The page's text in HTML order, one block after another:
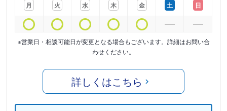
月
火
水
木
金
土
日
※営業日・相談可能日が変更となる場合もございます。詳細はお問い合
わせください。
詳しくはこちら